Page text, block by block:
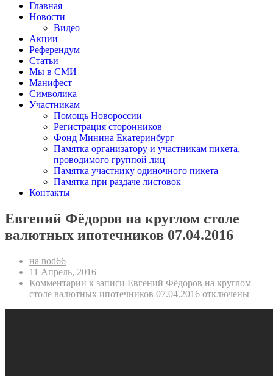
Главная
Новости
Видео
Акции
Референдум
Статьи
Мы в СМИ
Манифест
Символика
Участникам
Помощь Новороссии
Регистрация сторонников
Фонд Минина Екатеринбург
Памятка организатору и участникам пикета,
проводимого группой лиц
Памятка участнику одиночного пикета
Памятка при раздаче листовок
Контакты
Евгений Фёдоров на круглом столе
валютных ипотечников 07.04.2016
на nod66
11 Апрель, 2016
Комментарии к записи Евгений Фёдоров на круглом
столе валютных ипотечников 07.04.2016 отключены